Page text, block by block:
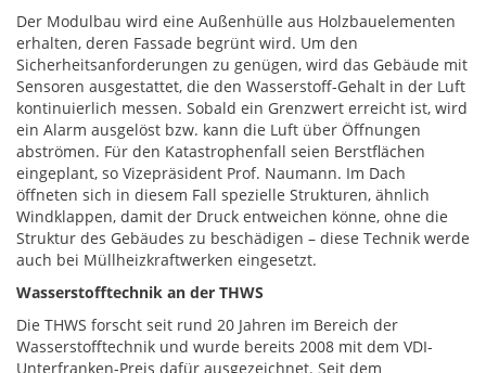
Der Modulbau wird eine Außenhülle aus Holzbauelementen
erhalten, deren Fassade begrünt wird. Um den
Sicherheitsanforderungen zu genügen, wird das Gebäude mit
Sensoren ausgestattet, die den Wasserstoff-Gehalt in der Luft
kontinuierlich messen. Sobald ein Grenzwert erreicht ist, wird
ein Alarm ausgelöst bzw. kann die Luft über Öffnungen
abströmen. Für den Katastrophenfall seien Berstflächen
eingeplant, so Vizepräsident Prof. Naumann. Im Dach
öffneten sich in diesem Fall spezielle Strukturen, ähnlich
Windklappen, damit der Druck entweichen könne, ohne die
Struktur des Gebäudes zu beschädigen – diese Technik werde
auch bei Müllheizkraftwerken eingesetzt.
Wasserstofftechnik an der THWS
Die THWS forscht seit rund 20 Jahren im Bereich der
Wasserstofftechnik und wurde bereits 2008 mit dem VDI-
Unterfranken-Preis dafür ausgezeichnet. Seit dem